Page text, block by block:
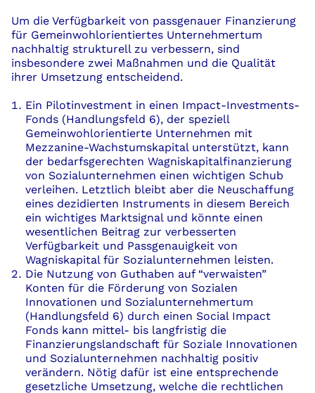
Um die Verfügbarkeit von passgenauer Finanzierung
für Gemeinwohlorientiertes Unternehmertum
nachhaltig strukturell zu verbessern, sind
insbesondere zwei Maßnahmen und die Qualität
ihrer Umsetzung entscheidend.
Ein Pilotinvestment in einen Impact-Investments-
Fonds (Handlungsfeld 6), der speziell
Gemeinwohlorientierte Unternehmen mit
Mezzanine-Wachstumskapital unterstützt, kann
der bedarfsgerechten Wagniskapitalfinanzierung
von Sozialunternehmen einen wichtigen Schub
verleihen. Letztlich bleibt aber die Neuschaffung
eines dezidierten Instruments in diesem Bereich
ein wichtiges Marktsignal und könnte einen
wesentlichen Beitrag zur verbesserten
Verfügbarkeit und Passgenauigkeit von
Wagniskapital für Sozialunternehmen leisten.
Die Nutzung von Guthaben auf “verwaisten”
Konten für die Förderung von Sozialen
Innovationen und Sozialunternehmertum
(Handlungsfeld 6) durch einen Social Impact
Fonds kann mittel- bis langfristig die
Finanzierungslandschaft für Soziale Innovationen
und Sozialunternehmen nachhaltig positiv
verändern. Nötig dafür ist eine entsprechende
gesetzliche Umsetzung, welche die rechtlichen